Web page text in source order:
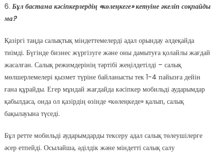
6. Бұл бастама кәсіпкерлердің «көлеңкеге» кетуіне әкеліп соқпайды
ма?
Қазіргі таңда салықтық міндеттемелерді адал орындау әлдеқайда
тиімді. Бүгінде бизнес жүргізуге және оны дамытуға қолайлы жағдай
жасалған. Салық режимдерінің тәртібі жеңілдетілді – салық
мөлшерлемелері қызмет түріне байланысты тек 1-4 пайызға дейін
ғана құрайды. Егер мұндай жағдайда кәсіпкер мобильді аударымдар
қабылдаса, онда ол қазірдің өзінде «көлеңкеде» қалып, салық
бақылауына түседі.
Бұл ретте мобильді аударымдарды тексеру адал салық төлеушілерге
әсер етпейді. Осылайша, әділдік және міндетті салық салу